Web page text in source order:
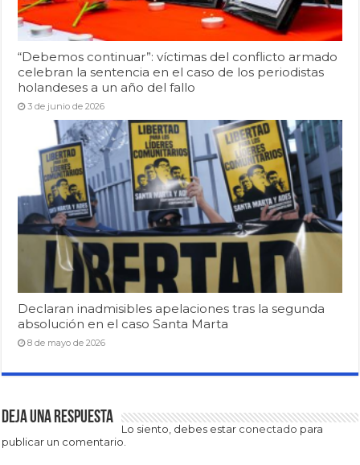
“Debemos continuar”: víctimas del conflicto armado
celebran la sentencia en el caso de los periodistas
holandeses a un año del fallo
3 de junio de 2026
Declaran inadmisibles apelaciones tras la segunda
absolución en el caso Santa Marta
8 de mayo de 2026
Deja una respuesta
Lo siento, debes estar conectado para
publicar un comentario.